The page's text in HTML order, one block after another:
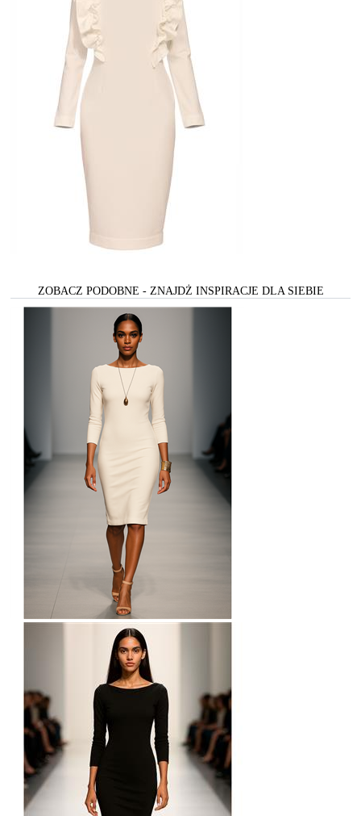
ZOBACZ PODOBNE - ZNAJDŻ INSPIRACJE DLA SIEBIE